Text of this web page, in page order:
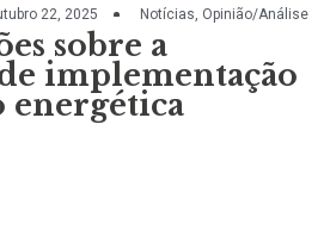
22, 2025 Notícias, Opinião/Análise
sobre a
implementação
energética